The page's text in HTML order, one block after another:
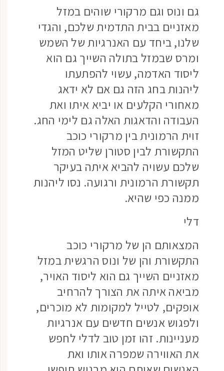
גם ונוס וגם מרקורי שוהים במזל
מאזניים בבית התדמית שלכם, והגדי
שלנו, ביחד עם האנרגיות של השמש
ומרס שבמזל בתולה השייך גם הוא
ליסוד האדמה, עשוי להפתעתו
ליהנות בחג הזה גם אם לא ידאג
מאחורי הקלעים או יביא איתו ואת
העבודה והדאגות האלה גם לימי החג.
זוית הרמונית בין מרקורי כוכב
התקשורת לבין סטורן שליט המזל
שלכם עשויה להביא איתה בעיקר
תקשורת הרמונית ורגועה. נסו ליהנות
ממנה כפי שהיא.
דלי
המצאותם הן של מרקורי כוכב
התקשורת והן של ונוס הרגשית במזל
מאזניים השייך גם הוא ליסוד האויר,
מביאה איתה את הצורך להרחיב
אופקים, לטייל למקומות לא מוכרים,
ולפגוש אנשים חדשים עם אנרגיות
מעניינות. זהו זמן טוב לדלי לחפש
את האווירה שמפרה אותו ואת